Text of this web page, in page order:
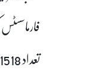
تعداد 1518 ہو گئی، اس کے علاوہ صوبہ بھر میں پہلے سے موجود اسامیوں میں 959 نئی اسامیوں کا اضافہ کیا گیا ہے۔